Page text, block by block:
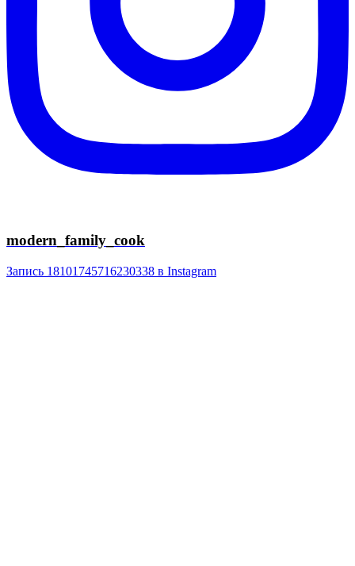
modern_family_cook
Запись 18101745716230338 в Instagram